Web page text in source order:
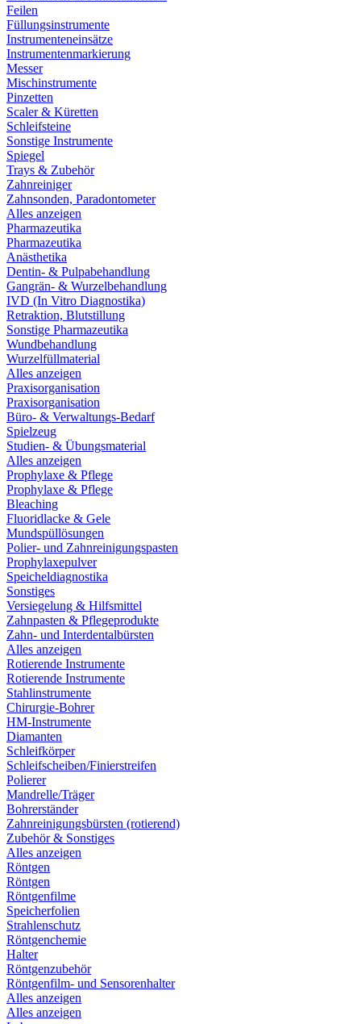
Feilen
Füllungsinstrumente
Instrumenteneinsätze
Instrumentenmarkierung
Messer
Mischinstrumente
Pinzetten
Scaler & Küretten
Schleifsteine
Sonstige Instrumente
Spiegel
Trays & Zubehör
Zahnreiniger
Zahnsonden, Paradontometer
Alles anzeigen
Pharmazeutika
Pharmazeutika
Anästhetika
Dentin- & Pulpabehandlung
Gangrän- & Wurzelbehandlung
IVD (In Vitro Diagnostika)
Retraktion, Blutstillung
Sonstige Pharmazeutika
Wundbehandlung
Wurzelfüllmaterial
Alles anzeigen
Praxisorganisation
Praxisorganisation
Büro- & Verwaltungs-Bedarf
Spielzeug
Studien- & Übungsmaterial
Alles anzeigen
Prophylaxe & Pflege
Prophylaxe & Pflege
Bleaching
Fluoridlacke & Gele
Mundspüllösungen
Polier- und Zahnreinigungspasten
Prophylaxepulver
Speicheldiagnostika
Sonstiges
Versiegelung & Hilfsmittel
Zahnpasten & Pflegeprodukte
Zahn- und Interdentalbürsten
Alles anzeigen
Rotierende Instrumente
Rotierende Instrumente
Stahlinstrumente
Chirurgie-Bohrer
HM-Instrumente
Diamanten
Schleifkörper
Schleifscheiben/Finierstreifen
Polierer
Mandrelle/Träger
Bohrerständer
Zahnreinigungsbürsten (rotierend)
Zubehör & Sonstiges
Alles anzeigen
Röntgen
Röntgen
Röntgenfilme
Speicherfolien
Strahlenschutz
Röntgenchemie
Halter
Röntgenzubehör
Röntgenfilm- und Sensorenhalter
Alles anzeigen
Alles anzeigen